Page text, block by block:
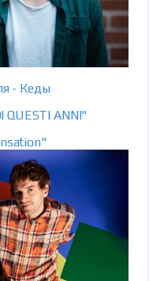
- Кеды
QUESTI ANNI"